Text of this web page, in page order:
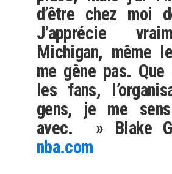
d’être chez moi
J’apprécie
Michigan, même
me gêne pas.
les fans,
gens, je me
avec. » Blake
nba.com